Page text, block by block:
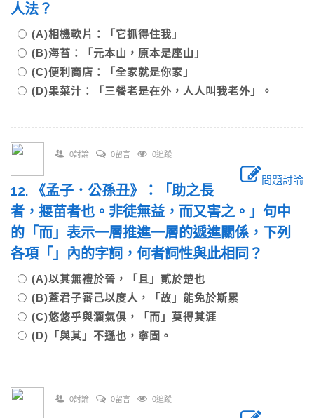
人法？
(A)相機軟片：「它抓得住我」
(B)海苔：「元本山，原本是座山」
(C)便利商店：「全家就是你家」
(D)果菜汁：「三餐老是在外，人人叫我老外」。
0討論 0留言 0追蹤
問題討論
12. 《孟子．公孫丑》：「助之長
者，揠苗者也。非徒無益，而又害之。」句中
的「而」表示一層推進一層的遞進關係，下列
各項「」內的字詞，何者詞性與此相同？
(A)以其無禮於晉，「且」貳於楚也
(B)蓋君子審己以度人，「故」能免於斯累
(C)悠悠乎與灝氣俱，「而」莫得其涯
(D)「與其」不遜也，寧固。
0討論 0留言 0追蹤